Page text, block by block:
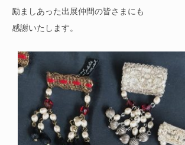
励ましあった出展仲間の皆さまにも
感謝いたします。